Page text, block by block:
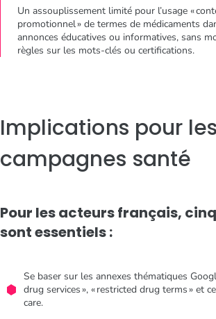
Un assouplissement limité pour l’usage «
promotionnel » de termes de médicaments
annonces éducatives ou informatives, sans
règles sur les mots-clés ou certifications.
Implications pour les
campagnes santé
Pour les acteurs français,
sont essentiels :
Se baser sur les annexes thématiques
drug services », « restricted drug terms » et
care.